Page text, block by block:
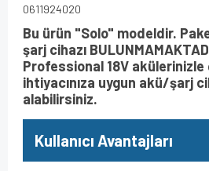
0611924020
Bu ürün "Solo" modeldir.
şarj cihazı
Professional 18V akülerinizle
ihtiyacınıza uygun akü/şarj
alabilirsiniz.
Kullanıcı Avantajları